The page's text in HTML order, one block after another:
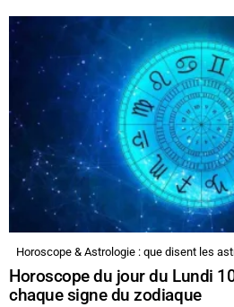
Horoscope & Astrologie : que disent les
Horoscope du jour du Lundi
chaque signe du zodiaque